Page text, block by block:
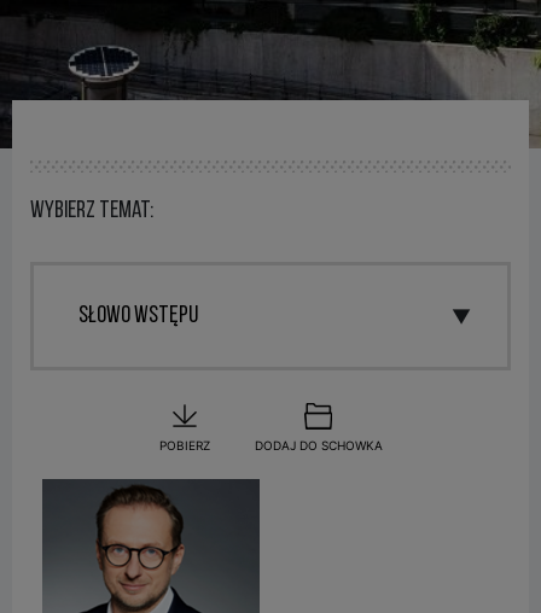
Wybierz temat:
POBIERZ DODAJ DO SCHOWKA